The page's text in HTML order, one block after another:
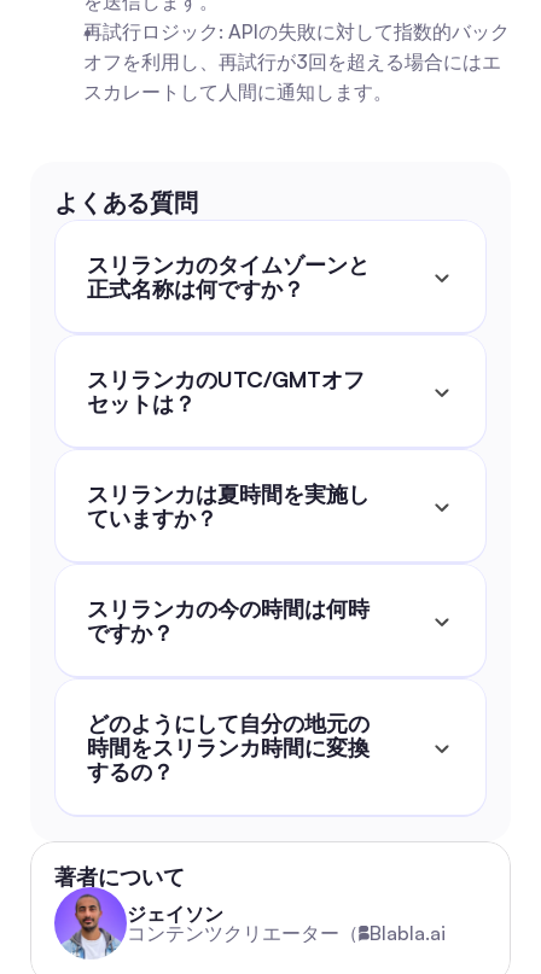
再試行ロジック: APIの失敗に対して指数的バック
オフを利用し、再試行が3回を超える場合にはエ
スカレートして人間に通知します。
よくある質問
スリランカのタイムゾーンと
正式名称は何ですか？
スリランカのUTC/GMTオフ
セットは？
スリランカは夏時間を実施し
ていますか？
スリランカの今の時間は何時
ですか？
どのようにして自分の地元の
時間をスリランカ時間に変換
するの？
著者について
ジェイソン
コンテンツクリエーター（ Blabla.ai